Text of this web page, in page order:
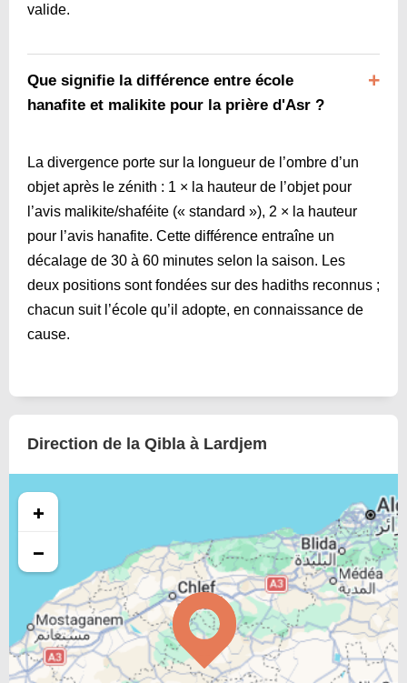
valide.
Que signifie la différence entre école
hanafite et malikite pour la prière d'Asr ?
La divergence porte sur la longueur de l’ombre d’un
objet après le zénith : 1 × la hauteur de l’objet pour
l’avis malikite/shaféite (« standard »), 2 × la hauteur
pour l’avis hanafite. Cette différence entraîne un
décalage de 30 à 60 minutes selon la saison. Les
deux positions sont fondées sur des hadiths reconnus ;
chacun suit l’école qu’il adopte, en connaissance de
cause.
Direction de la Qibla à Lardjem
+
−